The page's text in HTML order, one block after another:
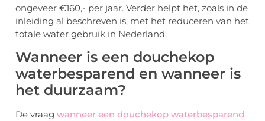
ongeveer €160,- per jaar. Verder helpt het, zoals in de
inleiding al beschreven is, met het reduceren van het
totale water gebruik in Nederland.
Wanneer is een douchekop
waterbesparend en wanneer is
het duurzaam?
De vraag wanneer een douchekop waterbesparend